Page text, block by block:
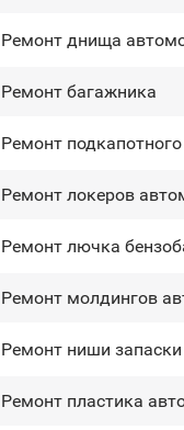
Ремонт днища
Ремонт багажника
Ремонт
Ремонт лoĸepoв
Ремонт лючка
Ремонт молдингов
Ремонт ниши запаски
Ремонт пластика